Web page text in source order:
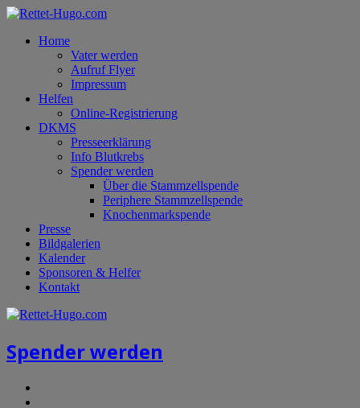
Home
Vater werden
Aufruf Flyer
Impressum
Helfen
Online-Registrierung
DKMS
Presseerklärung
Info Blutkrebs
Spender werden
Über die Stammzellspende
Periphere Stammzellspende
Knochenmarkspende
Presse
Bildgalerien
Kalender
Sponsoren & Helfer
Kontakt
Spender werden